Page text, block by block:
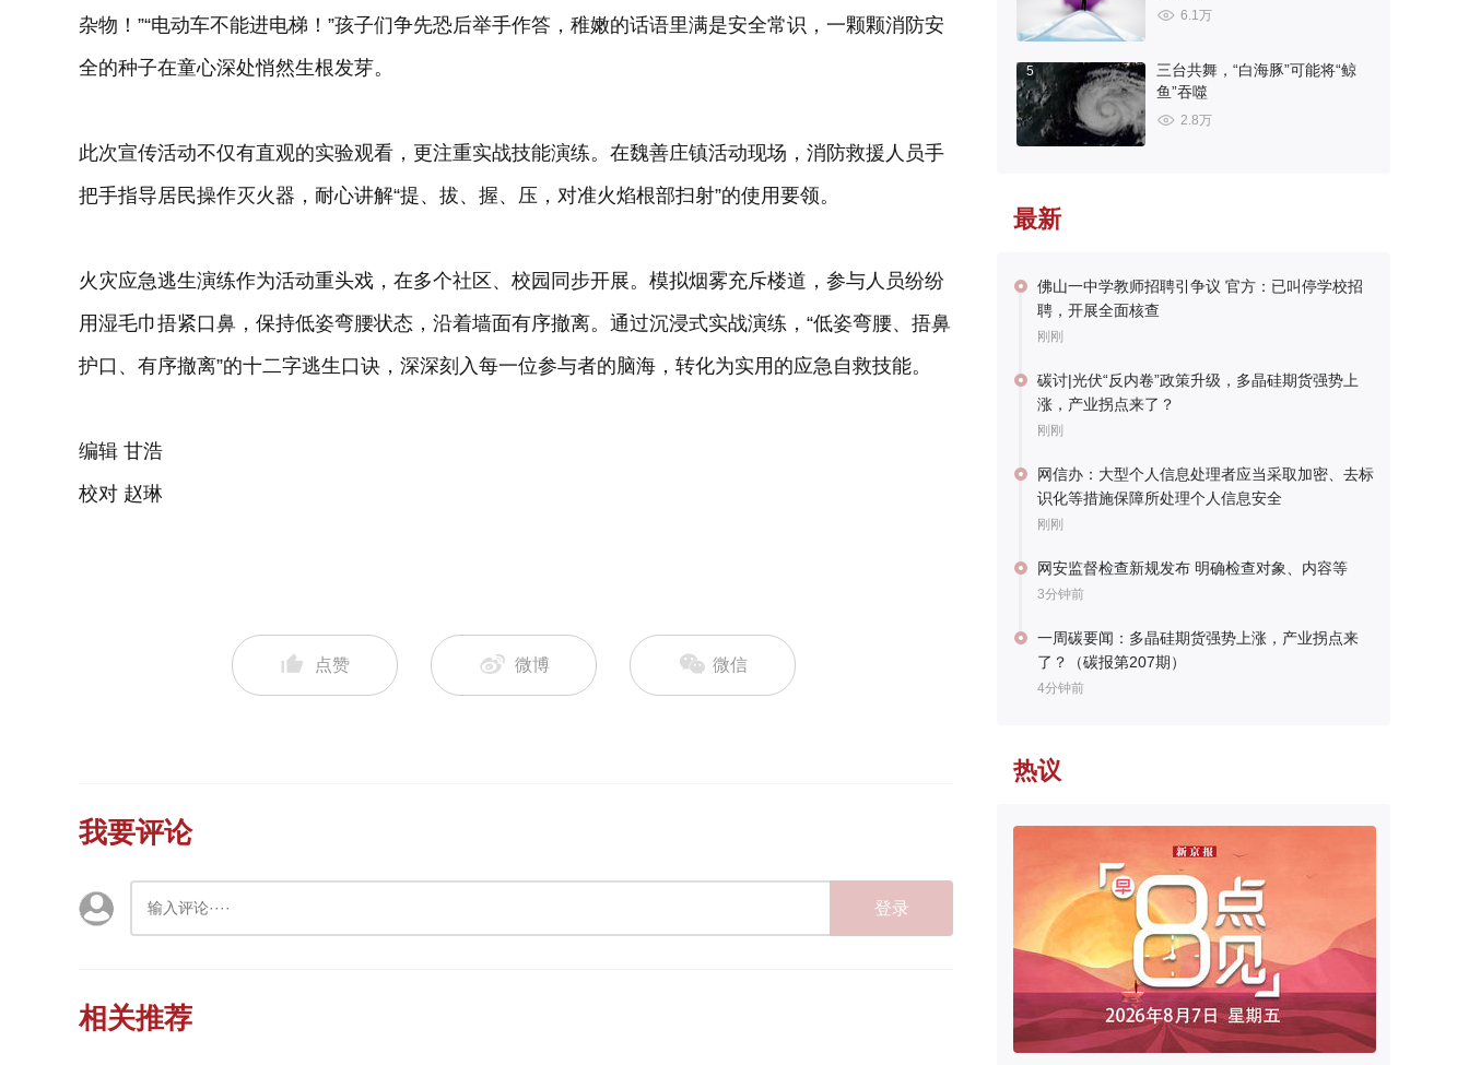
杂物！”“电动车不能进电梯！”孩子们争先恐后举手作答，稚嫩的话语里满是安全常识，一颗颗消防安
全的种子在童心深处悄然生根发芽。
此次宣传活动不仅有直观的实验观看，更注重实战技能演练。在魏善庄镇活动现场，消防救援人员手
把手指导居民操作灭火器，耐心讲解“提、拔、握、压，对准火焰根部扫射”的使用要领。
火灾应急逃生演练作为活动重头戏，在多个社区、校园同步开展。模拟烟雾充斥楼道，参与人员纷纷
用湿毛巾捂紧口鼻，保持低姿弯腰状态，沿着墙面有序撤离。通过沉浸式实战演练，“低姿弯腰、捂鼻
护口、有序撤离”的十二字逃生口诀，深深刻入每一位参与者的脑海，转化为实用的应急自救技能。
编辑 甘浩
校对 赵琳
点赞 微博 微信
我要评论
登录
相关推荐
6.1万
5
三台共舞，“白海豚”可能将“鲸
鱼”吞噬
2.8万
最新
佛山一中学教师招聘引争议 官方：已叫停学校招
聘，开展全面核查
刚刚
碳讨|光伏“反内卷”政策升级，多晶硅期货强势上
涨，产业拐点来了？
刚刚
网信办：大型个人信息处理者应当采取加密、去标
识化等措施保障所处理个人信息安全
刚刚
网安监督检查新规发布 明确检查对象、内容等
3分钟前
一周碳要闻：多晶硅期货强势上涨，产业拐点来
了？（碳报第207期）
4分钟前
热议